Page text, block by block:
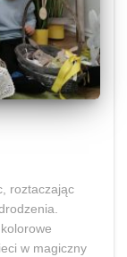
roztaczając
w magiczny